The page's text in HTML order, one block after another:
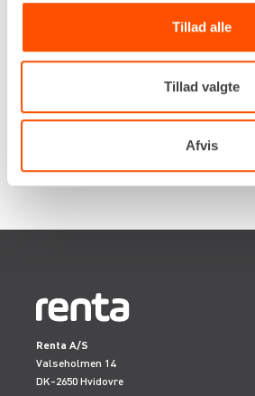
Tillad alle
Tillad valgte
Afvis
byggemodning, forsyningsarbejde
terrænregulering.
Renta A/S
Valseholmen 14
DK-2650 Hvidovre